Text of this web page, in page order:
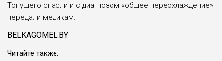
Тонущего спасли и с диагнозом «общее переохлаждение»
передали медикам.
BELKAGOMEL.BY
Читайте также: